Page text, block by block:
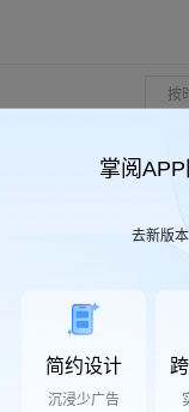
按
掌阅
去新版
简约设计
沉浸少广告